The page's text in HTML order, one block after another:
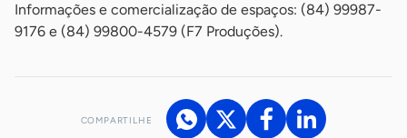
Informações e comercialização de espaços: (84) 99987-
9176 e (84) 99800-4579 (F7 Produções).
COMPARTILHE